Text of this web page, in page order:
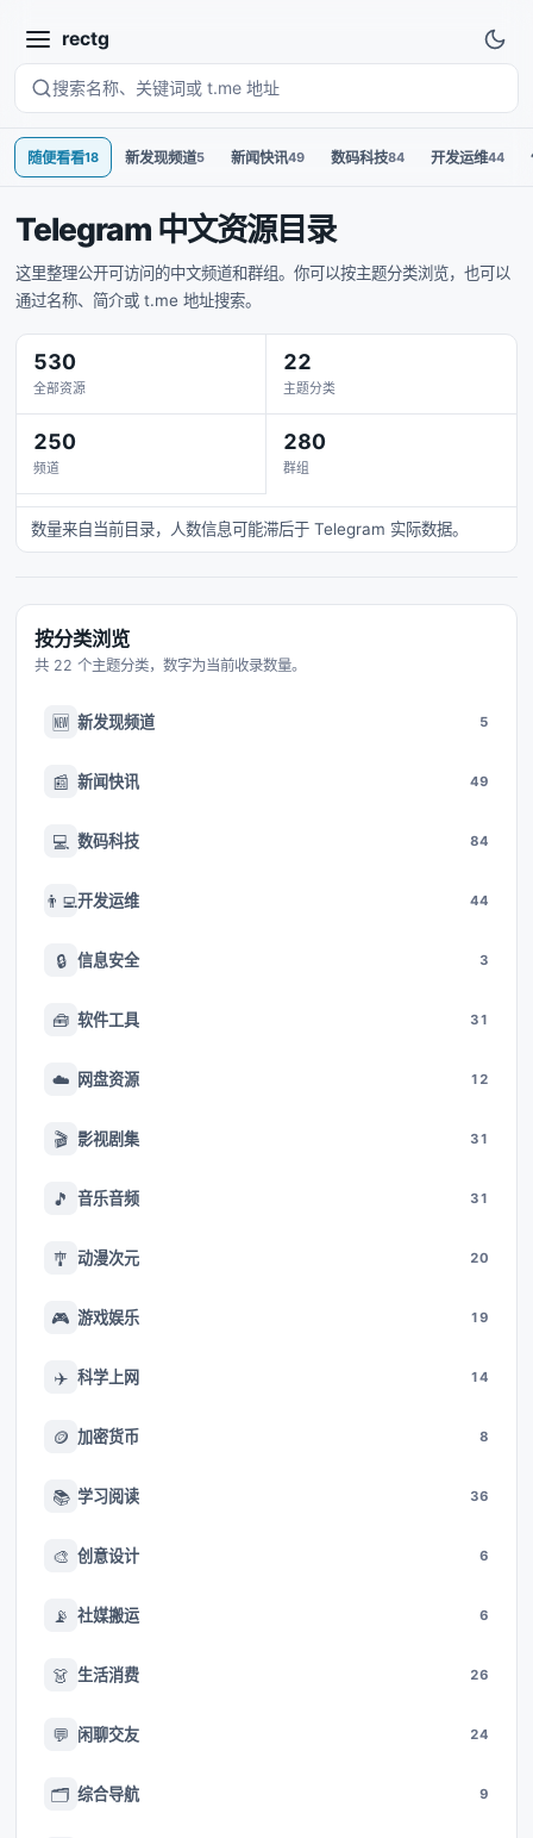
rectg
随便看看18 新发现频道5 新闻快讯49 数码科技84 开发运维44
Telegram 中文资源目录
这里整理公开可访问的中文频道和群组。你可以按主题分类浏览，也可以
通过名称、简介或 t.me 地址搜索。
530
全部资源
22
主题分类
250
频道
280
群组
数量来自当前目录，人数信息可能滞后于 Telegram 实际数据。
按分类浏览
共 22 个主题分类，数字为当前收录数量。
🆕 新发现频道 5
📰 新闻快讯 49
💻 数码科技 84
👨‍💻开发运维 44
🔒 信息安全 3
🧰 软件工具 31
☁️ 网盘资源 12
🎬 影视剧集 31
🎵 音乐音频 31
🎐 动漫次元 20
🎮 游戏娱乐 19
✈️ 科学上网 14
🪙 加密货币 8
📚 学习阅读 36
🎨 创意设计 6
📡 社媒搬运 6
👗 生活消费 26
💬 闲聊交友 24
🗂️ 综合导航 9